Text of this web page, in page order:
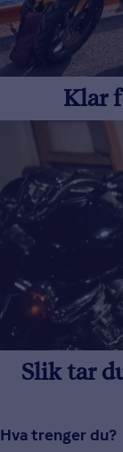
Klar
Slik tar
Hva trenger du?